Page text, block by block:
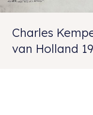
Charles
van Holland